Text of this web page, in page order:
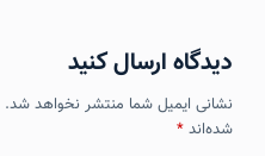
دیدگاه ارسال کنید
نشانی ایمیل شما منتشر نخواهد شد.
شده‌اند *